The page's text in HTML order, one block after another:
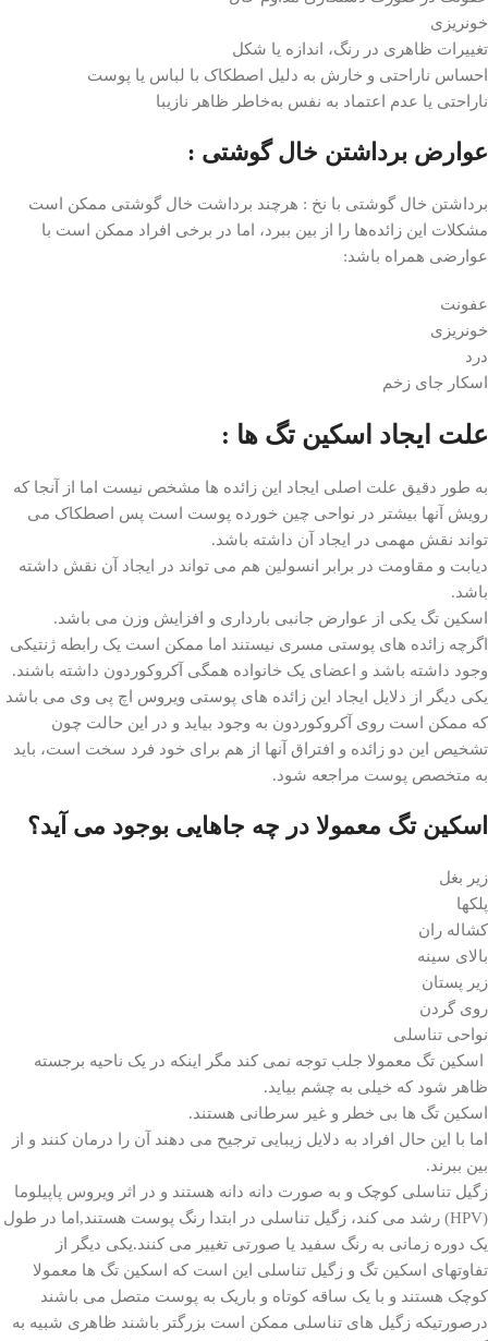
خونریزی
تغییرات ظاهری در رنگ، اندازه یا شکل
احساس ناراحتی و خارش به دلیل اصطکاک با لباس یا پوست
ناراحتی یا عدم اعتماد به نفس به‌خاطر ظاهر نازیبا
عوارض برداشتن خال گوشتی :
برداشتن خال گوشتی با نخ : هرچند برداشت خال گوشتی ممکن است
مشکلات این زائده‌ها را از بین ببرد، اما در برخی افراد ممکن است با
عوارضی همراه باشد:
عفونت
خونریزی
درد
اسکار جای زخم
علت ایجاد اسکین تگ ها :
به طور دقیق علت اصلی ایجاد این زائده ها مشخص نیست اما از آنجا که
رویش آنها بیشتر در نواحی چین خورده پوست است پس اصطکاک می
تواند نقش مهمی در ایجاد آن داشته باشد.
دیابت و مقاومت در برابر انسولین هم می تواند در ایجاد آن نقش داشته
باشد.
اسکین تگ یکی از عوارض جانبی بارداری و افزایش وزن می باشد.
اگرچه زائده های پوستی مسری نیستند اما ممکن است یک رابطه ژنتیکی
وجود داشته باشد و اعضای یک خانواده همگی آکروکوردون داشته باشند.
یکی دیگر از دلایل ایجاد این زائده های پوستی ویروس اچ پی وی می باشد
که ممکن است روی آکروکوردون به وجود بیاید و در این حالت چون
تشخیص این دو زائده و افتراق آنها از هم برای خود فرد سخت است، باید
به متخصص پوست مراجعه شود.
اسکین تگ معمولا در چه جاهایی بوجود می آید؟
زیر بغل
پلکها
کشاله ران
بالای سینه
زیر پستان
روی گردن
نواحی تناسلی
اسکین تگ معمولا جلب توجه نمی کند مگر اینکه در یک ناحیه برجسته
ظاهر شود که خیلی به چشم بیاید.
اسکین تگ ها بی خطر و غیر سرطانی هستند.
اما با این حال افراد به دلایل زیبایی ترجیح می دهند آن را درمان کنند و از
بین ببرند.
زگیل تناسلی کوچک و به صورت دانه دانه هستند و در اثر ویروس پاپیلوما
(HPV) رشد می کند، زگیل تناسلی در ابتدا رنگ پوست هستند,اما در طول
یک دوره زمانی به رنگ سفید یا صورتی تغییر می کنند.یکی دیگر از
تفاوتهای اسکین تگ و زگیل تناسلی این است که اسکین تگ ها معمولا
کوچک هستند و با یک ساقه کوتاه و باریک به پوست متصل می باشند
درصورتیکه زگیل های تناسلی ممکن است بزرگتر باشند ظاهری شبیه به